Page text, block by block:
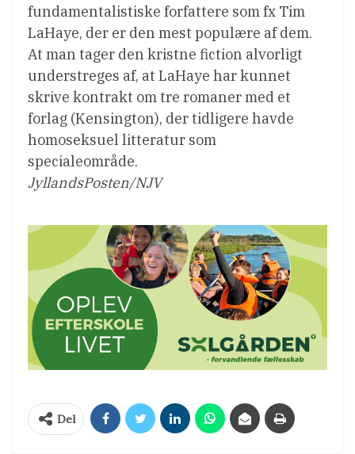
fundamentalistiske forfattere som fx Tim
LaHaye, der er den mest populære af dem.
At man tager den kristne fiction alvorligt
understreges af, at LaHaye har kunnet
skrive kontrakt om tre romaner med et
forlag (Kensington), der tidligere havde
homoseksuel litteratur som
specialeområde.
JyllandsPosten/NJV
Del